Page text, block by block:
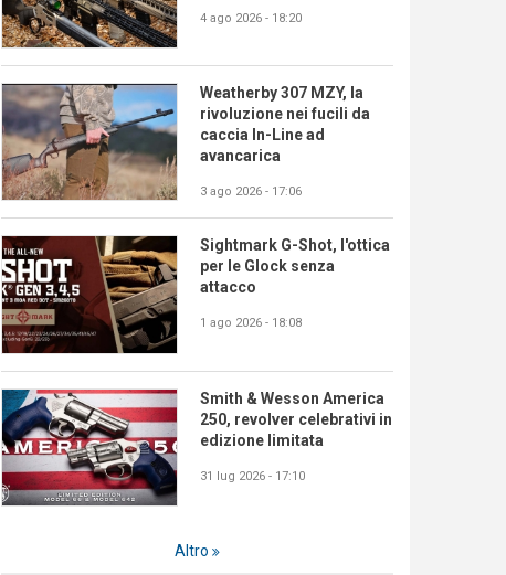
4 ago 2026 - 18:20
Weatherby 307 MZY, la
rivoluzione nei fucili da
caccia In-Line ad
avancarica
3 ago 2026 - 17:06
Sightmark G-Shot, l'ottica
per le Glock senza
attacco
1 ago 2026 - 18:08
Smith & Wesson America
250, revolver celebrativi in
edizione limitata
31 lug 2026 - 17:10
Altro